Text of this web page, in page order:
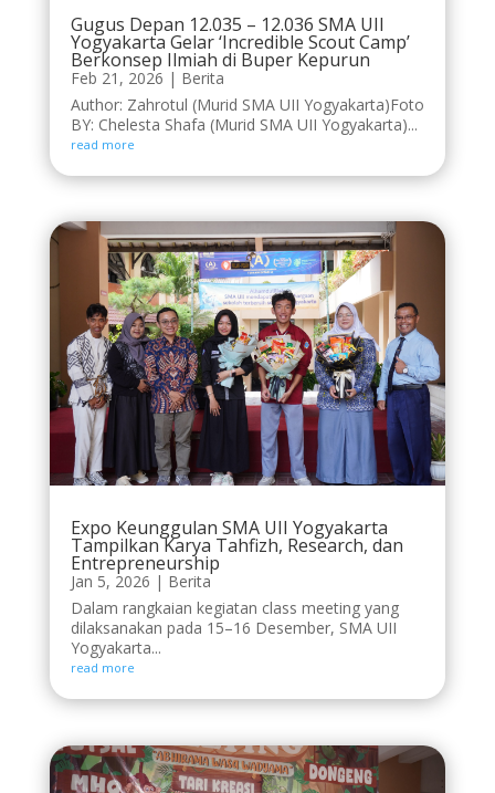
Gugus Depan 12.035 – 12.036 SMA UII
Yogyakarta Gelar ‘Incredible Scout Camp’
Berkonsep Ilmiah di Buper Kepurun
Feb 21, 2026 | Berita
Author: Zahrotul (Murid SMA UII Yogyakarta)Foto
BY: Chelesta Shafa (Murid SMA UII Yogyakarta)...
read more
Expo Keunggulan SMA UII Yogyakarta
Tampilkan Karya Tahfizh, Research, dan
Entrepreneurship
Jan 5, 2026 | Berita
Dalam rangkaian kegiatan class meeting yang
dilaksanakan pada 15–16 Desember, SMA UII
Yogyakarta...
read more